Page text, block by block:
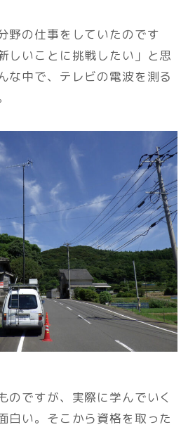
野の仕事をしていたのです
しいことに挑戦したい」と思
な中で、テレビの電波を測る
のですが、実際に学んでいく
白い。そこから資格を取った